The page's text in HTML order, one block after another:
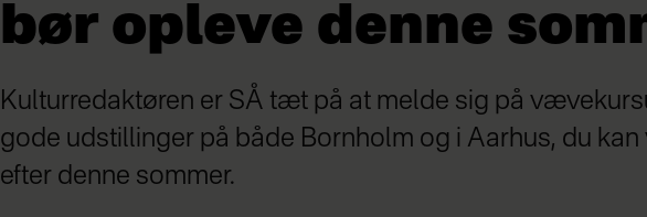
bør opleve denne
Kulturredaktøren er SÅ tæt på at melde sig på
gode udstillinger på både Bornholm og i Aarhus, du
efter denne sommer.